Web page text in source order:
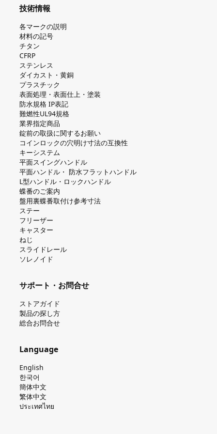
技術情報
各マークの説明
材料の記号
チタン
CFRP
ステンレス
ダイカスト・⻩銅
プラスチック
表面処理・表面仕上・塗装
防⽔規格 IP表記
難燃性UL94規格
業界指定商品
錠前の取扱に関するお願い
コインロックの⽳明け⼨法の互換性
キーシステム
平⾯スイングハンドル
平⾯ハンドル・ 防⽔フラットハンドル
L型ハンドル・ロックハンドル
蝶番のご案内
盤⽤裏蝶番取付け参考⼨法
ステー
フリーザー
キャスター
ねじ
スライドレール
ソレノイド
サポート・お問合せ
ストアガイド
製品の探し⽅
総合お問合せ
Language
English
한국어
簡体中文
繁体中文
ประเทศไทย